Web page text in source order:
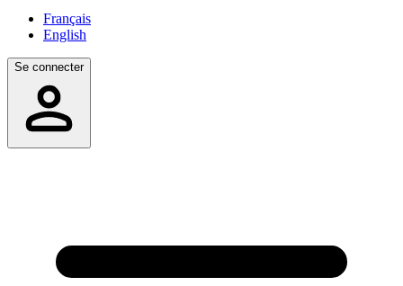
Français
English
Se connecter